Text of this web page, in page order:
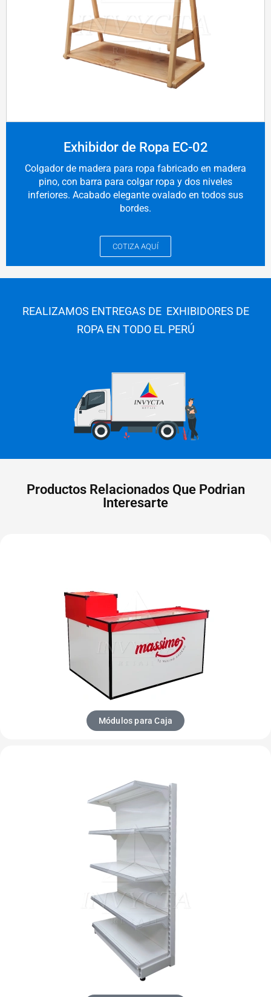
Exhibidor de Ropa EC-02
Colgador de madera para ropa fabricado en madera
pino, con barra para colgar ropa y dos niveles
inferiores. Acabado elegante ovalado en todos sus
bordes.
COTIZA AQUÍ
REALIZAMOS ENTREGAS DE EXHIBIDORES DE
ROPA EN TODO EL PERÚ
Productos Relacionados Que Podrian
Interesarte
Módulos para Caja